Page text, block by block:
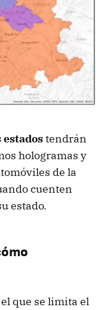
estadostendrán
hologramas y
de la
cuenten
estado.
que se limita el